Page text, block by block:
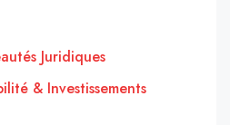
Juridiques
& Investissements